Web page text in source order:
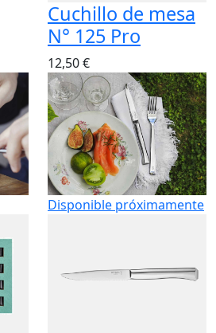
Cuchillo de mesa
N° 125 Pro
12,50 €
Disponible próximamente